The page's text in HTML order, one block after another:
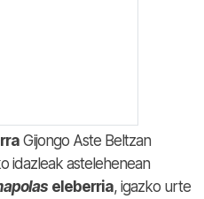
Gijongo Aste Beltzan
idazleak astelehenean
eleberria, igazko urte